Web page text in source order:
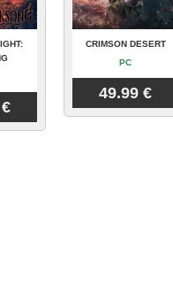
CRIMSON DESERT
PC
49.99 €